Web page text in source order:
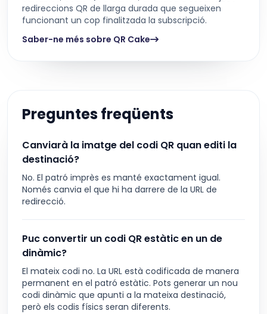
redireccions QR de llarga durada que segueixen
funcionant un cop finalitzada la subscripció.
Saber-ne més sobre QR Cake
Preguntes freqüents
Canviarà la imatge del codi QR quan editi la
destinació?
No. El patró imprès es manté exactament igual.
Només canvia el que hi ha darrere de la URL de
redirecció.
Puc convertir un codi QR estàtic en un de
dinàmic?
El mateix codi no. La URL està codificada de manera
permanent en el patró estàtic. Pots generar un nou
codi dinàmic que apunti a la mateixa destinació,
però els codis físics seran diferents.